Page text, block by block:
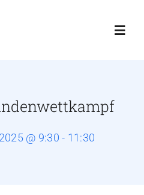
@ 9:30 - 11:30